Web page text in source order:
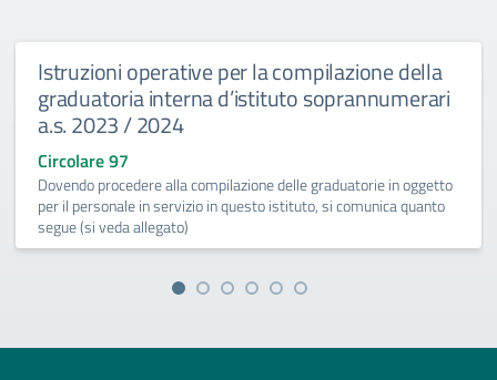
Istruzioni operative per la compilazione della
graduatoria interna d’istituto soprannumerari
a.s. 2023 / 2024
Circolare 97
Dovendo procedere alla compilazione delle graduatorie in oggetto
per il personale in servizio in questo istituto, si comunica quanto
segue (si veda allegato)